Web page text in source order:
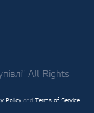
All Rights
Policy and Terms of Service